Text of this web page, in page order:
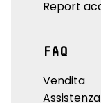
Report
FAQ
Vendita
Assistenza